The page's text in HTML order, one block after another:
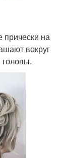
прически на
вокруг
головы.